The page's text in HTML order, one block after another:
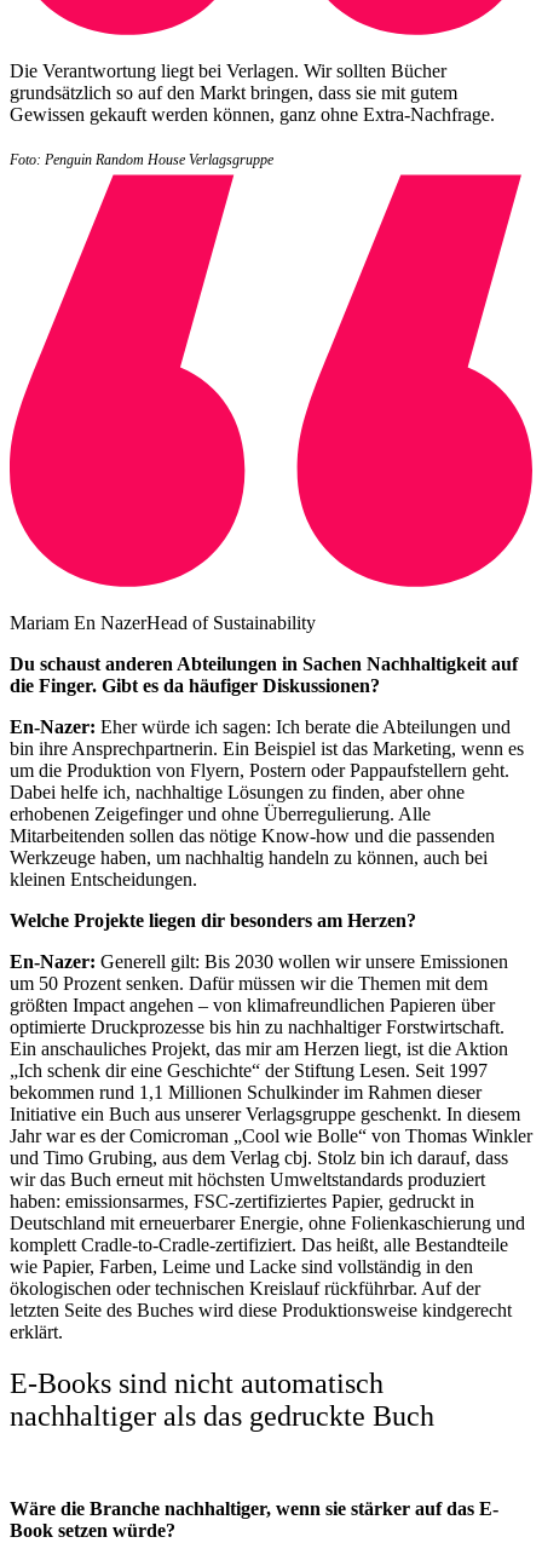
Die Verantwortung liegt bei Verlagen. Wir sollten Bücher
grundsätzlich so auf den Markt bringen, dass sie mit gutem
Gewissen gekauft werden können, ganz ohne Extra-Nachfrage.
Foto: Penguin Random House Verlagsgruppe
Mariam En NazerHead of Sustainability
Du schaust anderen Abteilungen in Sachen Nachhaltigkeit auf
die Finger. Gibt es da häufiger Diskussionen?
En-Nazer: Eher würde ich sagen: Ich berate die Abteilungen und
bin ihre Ansprechpartnerin. Ein Beispiel ist das Marketing, wenn es
um die Produktion von Flyern, Postern oder Pappaufstellern geht.
Dabei helfe ich, nachhaltige Lösungen zu finden, aber ohne
erhobenen Zeigefinger und ohne Überregulierung. Alle
Mitarbeitenden sollen das nötige Know-how und die passenden
Werkzeuge haben, um nachhaltig handeln zu können, auch bei
kleinen Entscheidungen.
Welche Projekte liegen dir besonders am Herzen?
En-Nazer: Generell gilt: Bis 2030 wollen wir unsere Emissionen
um 50 Prozent senken. Dafür müssen wir die Themen mit dem
größten Impact angehen – von klimafreundlichen Papieren über
optimierte Druckprozesse bis hin zu nachhaltiger Forstwirtschaft.
Ein anschauliches Projekt, das mir am Herzen liegt, ist die Aktion
„Ich schenk dir eine Geschichte“ der Stiftung Lesen. Seit 1997
bekommen rund 1,1 Millionen Schulkinder im Rahmen dieser
Initiative ein Buch aus unserer Verlagsgruppe geschenkt. In diesem
Jahr war es der Comicroman „Cool wie Bolle“ von Thomas Winkler
und Timo Grubing, aus dem Verlag cbj. Stolz bin ich darauf, dass
wir das Buch erneut mit höchsten Umweltstandards produziert
haben: emissionsarmes, FSC-zertifiziertes Papier, gedruckt in
Deutschland mit erneuerbarer Energie, ohne Folienkaschierung und
komplett Cradle-to-Cradle-zertifiziert. Das heißt, alle Bestandteile
wie Papier, Farben, Leime und Lacke sind vollständig in den
ökologischen oder technischen Kreislauf rückführbar. Auf der
letzten Seite des Buches wird diese Produktionsweise kindgerecht
erklärt.
E-Books sind nicht automatisch
nachhaltiger als das gedruckte Buch
Wäre die Branche nachhaltiger, wenn sie stärker auf das E-
Book setzen würde?